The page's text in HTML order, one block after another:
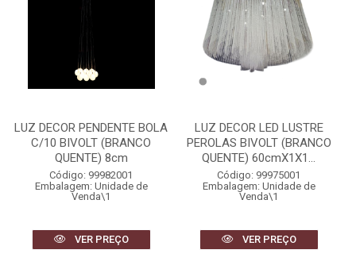
LUZ DECOR PENDENTE BOLA
C/10 BIVOLT (BRANCO
QUENTE) 8cm
Código: 99982001
Embalagem: Unidade de
Venda\1
VER PREÇO
LUZ DECOR LED LUSTRE
PEROLAS BIVOLT (BRANCO
QUENTE) 60cmX1X1...
Código: 99975001
Embalagem: Unidade de
Venda\1
VER PREÇO